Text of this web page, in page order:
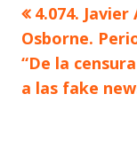
de
entradas
Artículo
anterior
4.074. Javier
Osborne.
“De la
a las fake